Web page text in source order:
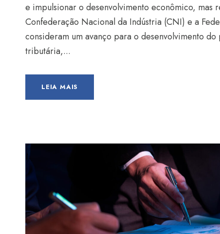
e impulsionar o desenvolvimento econômico, mas
Confederação Nacional da Indústria (CNI) e a
consideram um avanço para o desenvolvimento
tributária,...
LEIA MAIS